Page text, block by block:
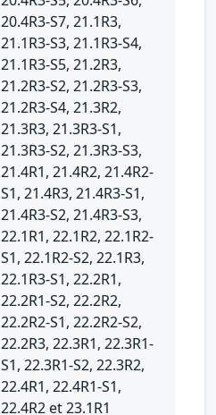
20.4R3-S7, 21.1R3,
21.1R3-S3, 21.1R3-S4,
21.1R3-S5, 21.2R3,
21.2R3-S2, 21.2R3-S3,
21.2R3-S4, 21.3R2,
21.3R3, 21.3R3-S1,
21.3R3-S2, 21.3R3-S3,
21.4R1, 21.4R2, 21.4R2-
S1, 21.4R3, 21.4R3-S1,
21.4R3-S2, 21.4R3-S3,
22.1R1, 22.1R2, 22.1R2-
S1, 22.1R2-S2, 22.1R3,
22.1R3-S1, 22.2R1,
22.2R1-S2, 22.2R2,
22.2R2-S1, 22.2R2-S2,
22.2R3, 22.3R1, 22.3R1-
S1, 22.3R1-S2, 22.3R2,
22.4R1, 22.4R1-S1,
22.4R2 et 23.1R1